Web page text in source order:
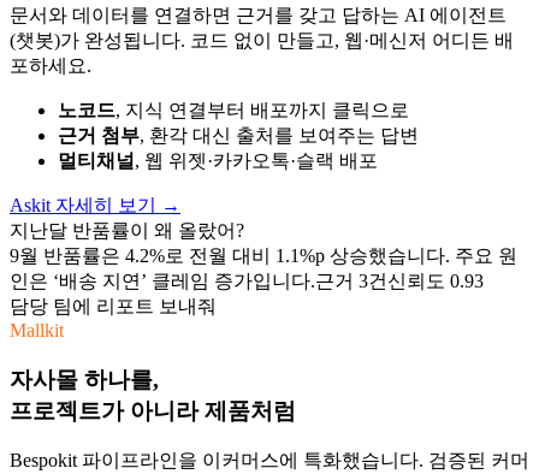
문서와 데이터를 연결하면 근거를 갖고 답하는 AI 에이전트
(챗봇)가 완성됩니다. 코드 없이 만들고, 웹·메신저 어디든 배
포하세요.
노코드, 지식 연결부터 배포까지 클릭으로
근거 첨부, 환각 대신 출처를 보여주는 답변
멀티채널 , 웹 위젯·카카오톡·슬랙 배포
Askit 자세히 보기
→
지난달 반품률이 왜 올랐어?
9월 반품률은 4.2%로 전월 대비 1.1%p 상승했습니다. 주요 원
인은 ‘배송 지연’ 클레임 증가입니다.근거 3건 신뢰도 0.93
담당 팀에 리포트 보내줘
Mallkit
자사몰 하나를,
프로젝트가 아니라 제품처럼
Bespokit 파이프라인을 이커머스에 특화했습니다. 검증된 커머